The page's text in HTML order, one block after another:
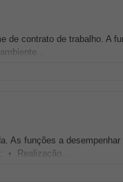
de contrato de trabalho. A
As funções a
• Realização...